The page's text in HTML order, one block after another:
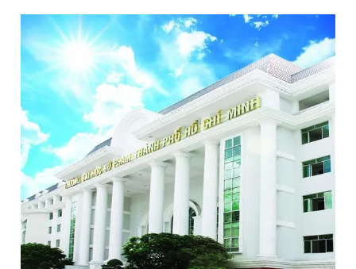
Sản phẩm khác
Tiện ích Bạn cần biết
Thông tin tòa soạn Liên hệ quảng cáo
Đọc Thanh Niên trên điện thoại